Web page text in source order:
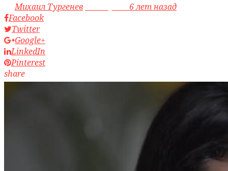
byМихаил Тургенев
6 лет назад
Facebook
Twitter
Google+
LinkedIn
Pinterest
share